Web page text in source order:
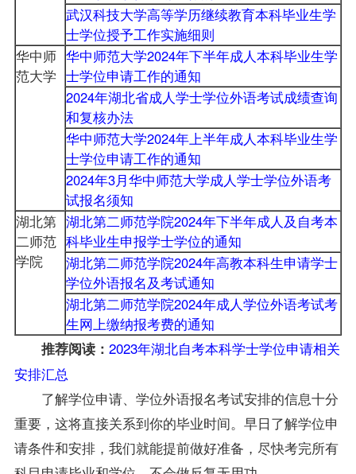
武汉科技大学高等学历继续教育本科毕业生学
士学位授予工作实施细则
华中师
范大学
华中师范大学2024年下半年成人本科毕业生学
士学位申请工作的通知
2024年湖北省成人学士学位外语考试成绩查询
和复核办法
华中师范大学2024年上半年成人本科毕业生学
士学位申请工作的通知
2024年3月华中师范大学成人学士学位外语考
试报名须知
湖北第
二师范
学院
湖北第二师范学院2024年下半年成人及自考本
科毕业生申报学士学位的通知
湖北第二师范学院2024年高教本科生申请学士
学位外语报名及考试通知
湖北第二师范学院2024年成人学位外语考试考
生网上缴纳报考费的通知
推荐阅读： 2023年湖北自考本科学士学位申请相关
安排汇总
了解学位申请、 学位外语报名考试安排的信息十分
重要，这将直接关系到你的毕业时间。早日了解学位申
请条件和安排，我们就能提前做好准备，尽快考完所有